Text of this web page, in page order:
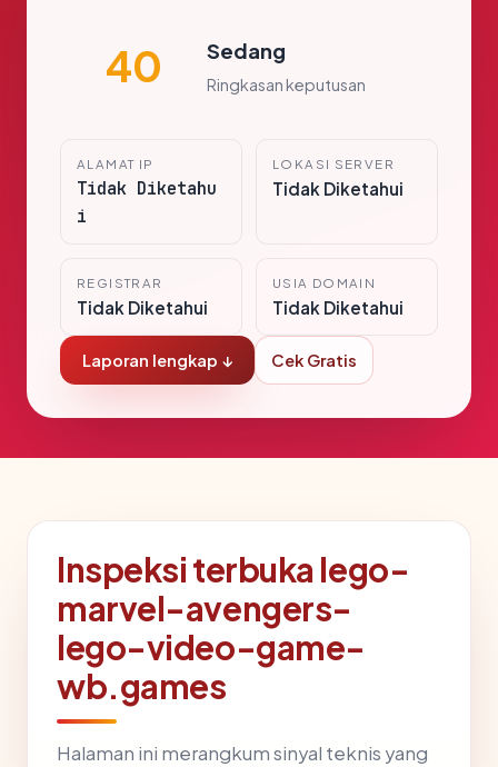
40 Sedang
Ringkasan keputusan
ALAMAT IP
Tidak Diketahu
i
LOKASI SERVER
Tidak Diketahui
REGISTRAR
Tidak Diketahui
USIA DOMAIN
Tidak Diketahui
Laporan lengkap ↓ Cek Gratis
Inspeksi terbuka lego-
marvel-avengers-
lego-video-game-
wb.games
Halaman ini merangkum sinyal teknis yang